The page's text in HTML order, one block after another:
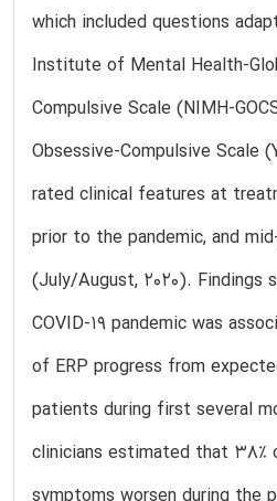
which included questions
Institute of Mental Health-
Compulsive Scale (NIMH-
Obsessive-Compulsive Scale
rated clinical features at
prior to the pandemic, and
(July/August, 2020). Findings
COVID-19 pandemic was
of ERP progress from
patients during first several
clinicians estimated that